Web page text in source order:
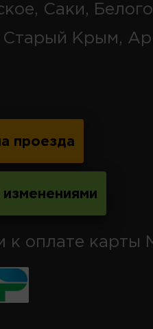
Саки,
Старый Крым,
проезда
изменениями
к оплате карты